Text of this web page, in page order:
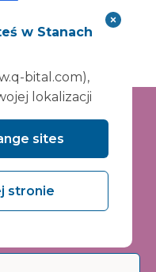
-
listy
w Stanach
bital.com),
lokalizacji
sites
stronie